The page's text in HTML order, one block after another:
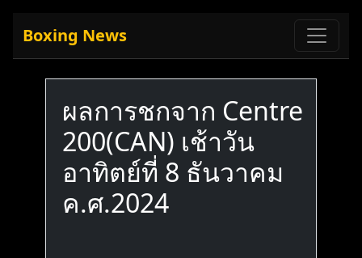
Boxing News
ผลการชกจาก Centre
200(CAN) เช้าวัน
อาทิตย์ที่ 8 ธันวาคม
ค.ศ.2024